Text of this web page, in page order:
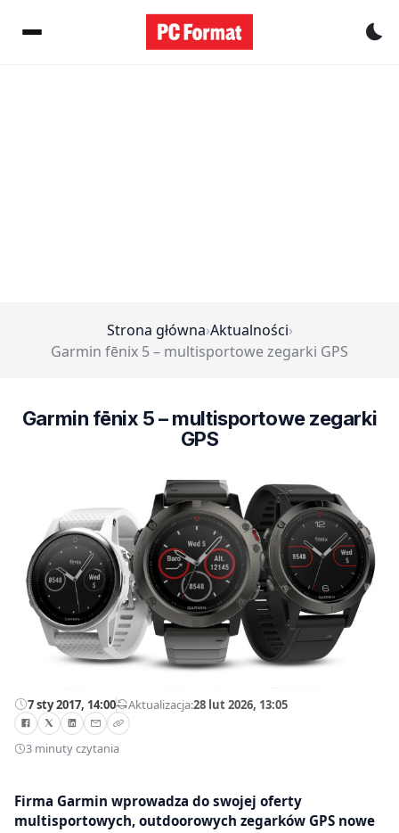
Strona główna›Aktualności›
Garmin fēnix 5 – multisportowe zegarki GPS
Garmin fēnix 5 – multisportowe zegarki
GPS
7 sty 2017, 14:00—Aktualizacja:28 lut 2026, 13:05
3 minuty czytania
Firma Garmin wprowadza do swojej oferty
multisportowych, outdoorowych zegarków GPS nowe